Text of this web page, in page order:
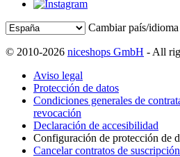
Cambiar país/idioma
© 2010-2026 niceshops GmbH - All
Aviso legal
Protección de datos
Condiciones generales de
revocación
Declaración de accesibilidad
Configuración de protección de
Cancelar contratos de